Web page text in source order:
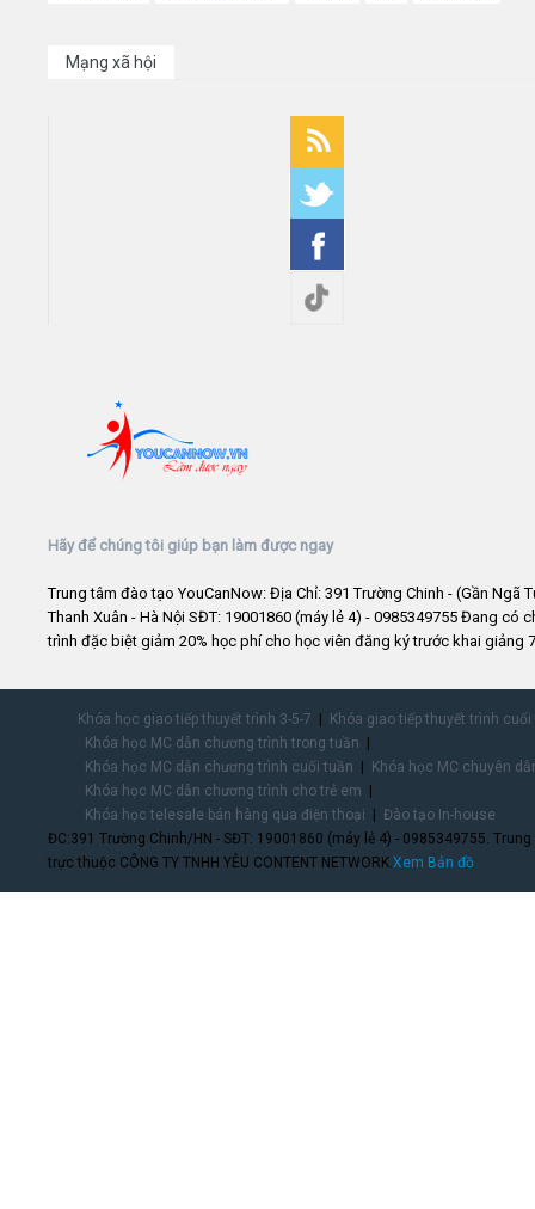
Mạng xã hội
Hãy để chúng tôi giúp bạn làm được ngay
Trung tâm đào tạo YouCanNow: Địa Chỉ: 391 Trường Chinh - (Gần Ngã
Thanh Xuân - Hà Nội SĐT: 19001860 (máy lẻ 4) - 0985349755 Đang có
trình đặc biệt giảm 20% học phí cho học viên đăng ký trước khai giảng
Khóa học giao tiếp thuyết trình 3-5-7
Khóa giao tiếp thuyết trình
Khóa học MC dẫn chương trình trong tuần
Khóa học MC dẫn chương trình cuối tuần
Khóa học MC chuyên
Khóa học MC dẫn chương trình cho trẻ em
Khóa học telesale bán hàng qua điện thoại
Đào tạo In-house
ĐC:391 Trường Chinh/HN - SĐT: 19001860 (máy lẻ 4) - 0985349755.
trực thuộc CÔNG TY TNHH YÊU CONTENT NETWORK.Xem Bản đồ